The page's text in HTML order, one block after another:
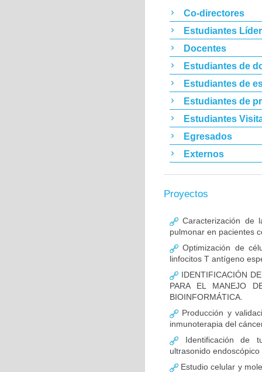
Co-directores
Estudiantes
Docentes
Estudiantes de
Estudiantes de
Estudiantes de
Estudiantes
Egresados
Externos
Proyectos
Caracterización de
pulmonar en pacientes
Optimización de
linfocitos T antígeno
IDENTIFICACIÓN
PARA EL MANEJO
BIOINFORMÁTICA.
Producción y
inmunoterapia del
Identificación de
ultrasonido endoscópico
Estudio celular y